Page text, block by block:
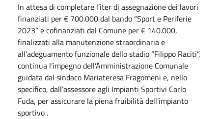
In attesa di completare l’iter di assegnazione dei lavori
finanziati per € 700.000 dal bando “Sport e Periferie
2023” e cofinanziati dal Comune per € 140.000,
finalizzati alla manutenzione straordinaria e
all’adeguamento funzionale dello stadio “Filippo Raciti”,
continua l’impegno dell’Amministrazione Comunale
guidata dal sindaco Mariateresa Fragomeni e, nello
specifico, dall’assessore agli Impianti Sportivi Carlo
Fuda, per assicurare la piena fruibilità dell’impianto
sportivo .